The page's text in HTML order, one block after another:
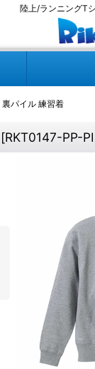
陸上/ランニングT
パイル 練習着
[RKT0147-PP-